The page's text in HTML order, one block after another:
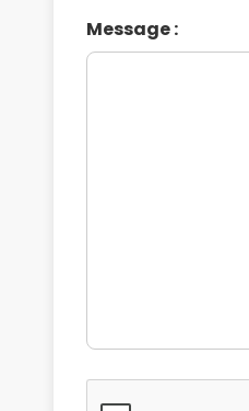
Message :